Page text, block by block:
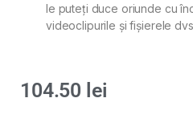
le puteți duce oriunde cu
videoclipurile și fișierele
104.50 lei